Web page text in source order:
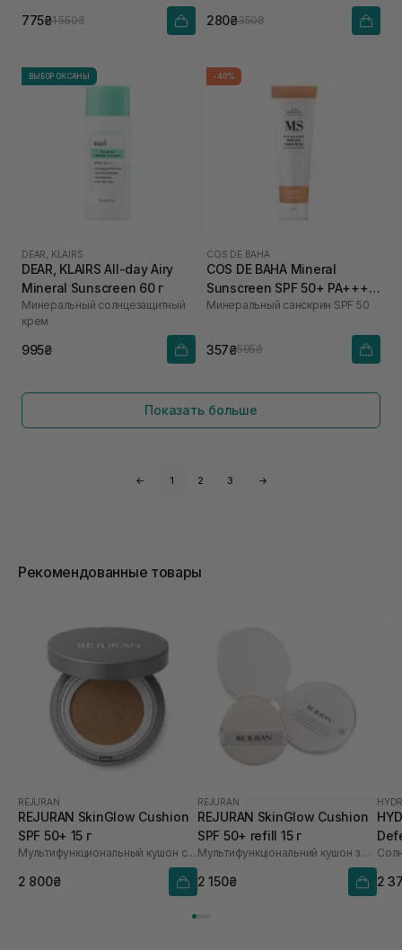
775₴1 550₴ 280₴350₴
ВЫБОР ОКСАНЫ
DEAR, KLAIRS
DEAR, KLAIRS All-day Airy
Mineral Sunscreen 60 г
Минеральный солнцезащитный
крем
995₴
-40%
COS DE BAHA
COS DE BAHA Mineral
Sunscreen SPF 50+ PA++++
45 мл
Минеральный санскрин SPF 50
357₴595₴
Показать больше
← 1 2 3 →
Рекомендованные товары
REJURAN
REJURAN SkinGlow Cushion
SPF 50+ 15 г
Мультифункциональный кушон с полинуклеотидами
2 800₴
REJURAN
REJURAN SkinGlow Cushion
SPF 50+ refill 15 г
Мультифункціональний кушон з полінуклеотидами
2 150₴ 2